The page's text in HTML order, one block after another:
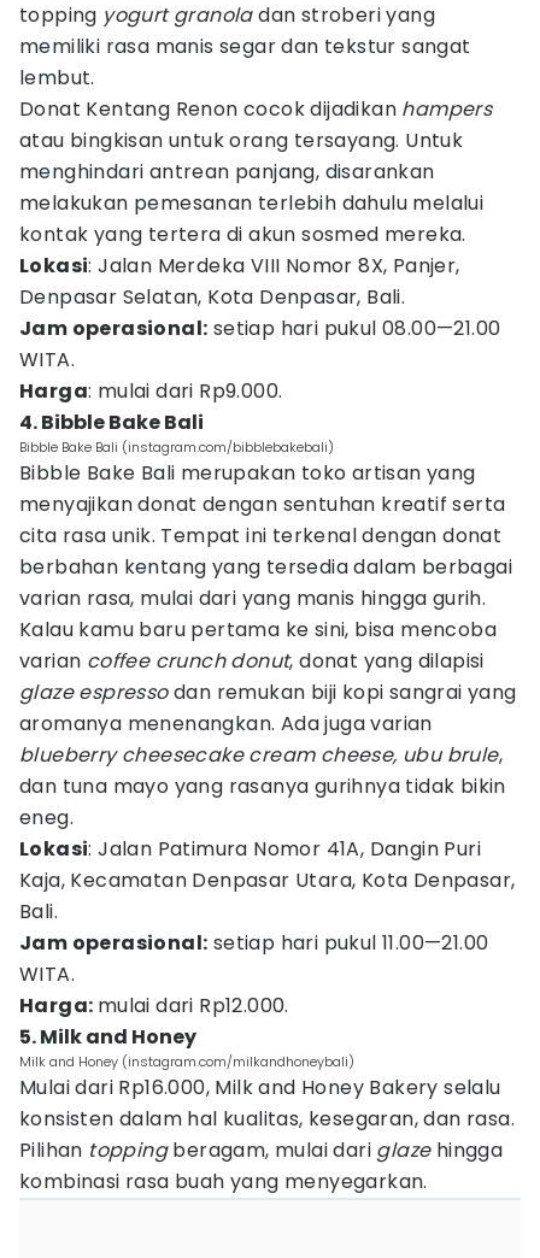
topping yogurt granoladan stroberi yang
memiliki rasa manis segar dan tekstur sangat
lembut.
Donat Kentang Renon cocok dijadikan hampers
atau bingkisan untuk orang tersayang. Untuk
menghindari antrean panjang, disarankan
melakukan pemesanan terlebih dahulu melalui
kontak yang tertera di akun sosmed mereka.
Lokasi: Jalan Merdeka VIII Nomor 8X, Panjer,
Denpasar Selatan, Kota Denpasar, Bali.
Jam operasional: setiap hari pukul 08.00—21.00
WITA.
Harga: mulai dari Rp9.000.
4. Bibble Bake Bali
Bibble Bake Bali (instagram.com/bibblebakebali)
Bibble Bake Bali merupakan toko artisan yang
menyajikan donat dengan sentuhan kreatif serta
cita rasa unik. Tempat ini terkenal dengan donat
berbahan kentang yang tersedia dalam berbagai
varian rasa, mulai dari yang manis hingga gurih.
Kalau kamu baru pertama ke sini, bisa mencoba
varian coffee crunch donut, donat yang dilapisi
glaze espressodan remukan biji kopi sangrai yang
aromanya menenangkan. Ada juga varian
blueberry cheesecake cream cheese, ubu brule,
dan tuna mayo yang rasanya gurihnya tidak bikin
eneg.
Lokasi: Jalan Patimura Nomor 41A, Dangin Puri
Kaja, Kecamatan Denpasar Utara, Kota Denpasar,
Bali.
Jam operasional: setiap hari pukul 11.00—21.00
WITA.
Harga: mulai dari Rp12.000.
5. Milk and Honey
Milk and Honey (instagram.com/milkandhoneybali)
Mulai dari Rp16.000, Milk and Honey Bakery selalu
konsisten dalam hal kualitas, kesegaran, dan rasa.
Pilihan toppingberagam, mulai dari glazehingga
kombinasi rasa buah yang menyegarkan.